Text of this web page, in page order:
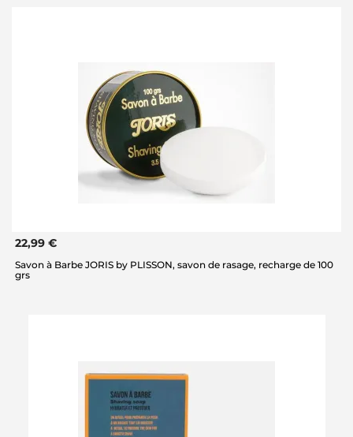
22,99 €
Savon à Barbe JORIS by PLISSON, savon de rasage, recharge de 100
grs